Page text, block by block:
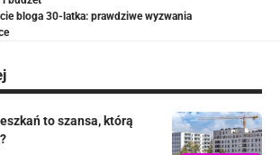
bloga 30-latka: prawdziwe wyzwania
to szansa, którą